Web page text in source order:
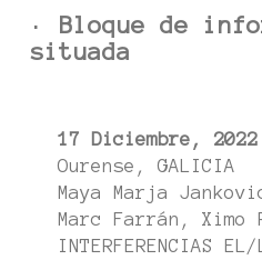
· Bloque de
situada
17 Diciembre, 2022
Ourense, GALICIA
Maya Marja
Marc Farrán, Ximo
INTERFERENCIAS EL/